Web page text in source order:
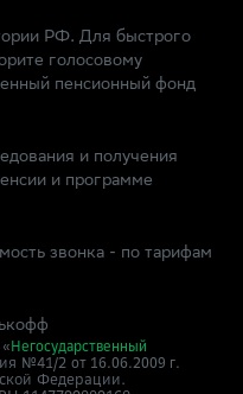
РФ. Для быстрого
голосовому
пенсионный фонд
и получения
и программе
звонка - по тарифам
Негосударственный
№41/2 от 16.06.2009 г.
Федерации.